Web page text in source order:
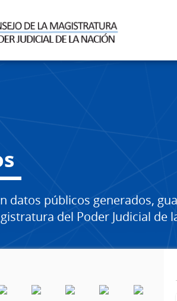
datos públicos generados,
del Poder Judicial de